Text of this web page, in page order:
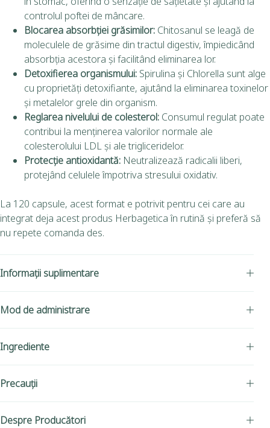
controlul poftei de mâncare.
Blocarea absorbției grăsimilor: Chitosanul se leagă de
moleculele de grăsime din tractul digestiv, împiedicând
absorbția acestora și facilitând eliminarea lor.
Detoxifierea organismului: Spirulina și Chlorella sunt alge
cu proprietăți detoxifiante, ajutând la eliminarea toxinelor
și metalelor grele din organism.
Reglarea nivelului de colesterol: Consumul regulat poate
contribui la menținerea valorilor normale ale
colesterolului LDL și ale trigliceridelor.
Protecție antioxidantă: Neutralizează radicalii liberi,
protejând celulele împotriva stresului oxidativ.
La 120 capsule, acest format e potrivit pentru cei care au
integrat deja acest produs Herbagetica în rutină și preferă să
nu repete comanda des.
Informații suplimentare
Mod de administrare
Ingrediente
Precauții
Despre Producători